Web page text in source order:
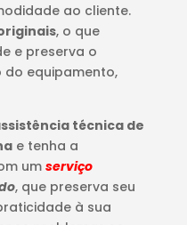
ao cliente.
, o que
e preserva o
equipamento,
técnica de
e tenha a
umserviço
, que preserva seu
à sua